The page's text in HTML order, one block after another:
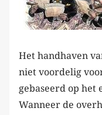
Het handhaven
niet voordelig
gebaseerd op het
Wanneer de